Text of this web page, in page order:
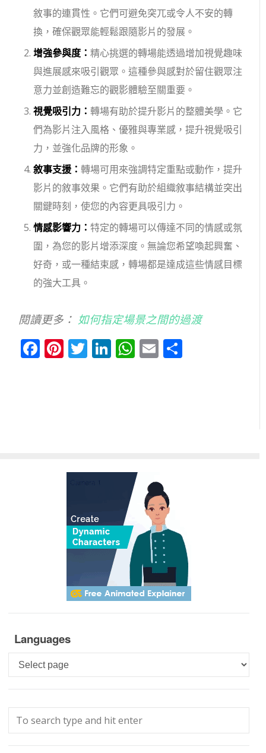
敘事的連貫性。它們可避免突兀或令人不安的轉
換，確保觀眾能輕鬆跟隨影片的發展。
增強參與度：精心挑選的轉場能透過增加視覺趣味
與進展感來吸引觀眾。這種參與感對於留住觀眾注
意力並創造難忘的觀影體驗至關重要。
視覺吸引力：轉場有助於提升影片的整體美學。它
們為影片注入風格、優雅與專業感，提升視覺吸引
力，並強化品牌的形象。
敘事支援：轉場可用來強調特定重點或動作，提升
影片的敘事效果。它們有助於組織敘事結構並突出
關鍵時刻，使您的內容更具吸引力。
情感影響力：特定的轉場可以傳達不同的情感或氛
圍，為您的影片增添深度。無論您希望喚起興奮、
好奇，或一種結束感，轉場都是達成這些情感目標
的強大工具。
閱讀更多： 如何指定場景之間的過渡
Facebook
Pinterest
Twitter
LinkedIn
WhatsApp
Email
Languages
Languages